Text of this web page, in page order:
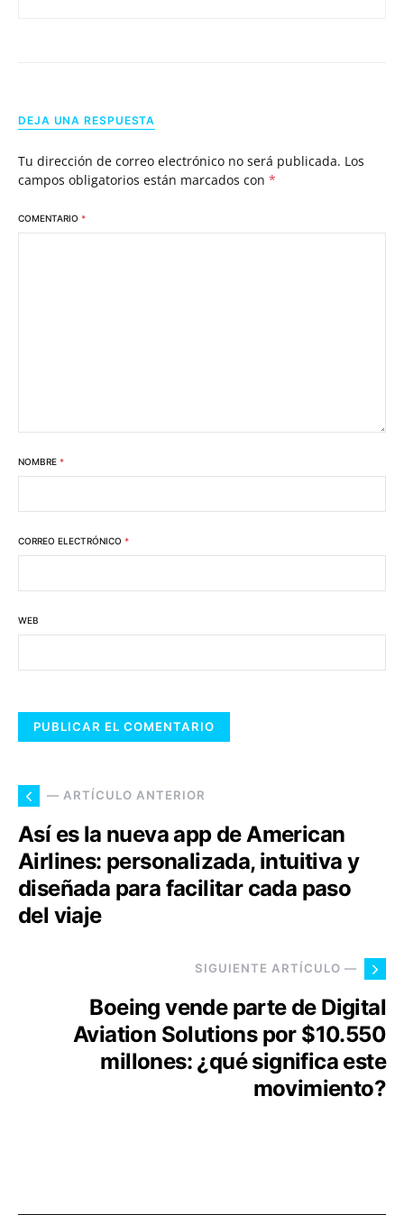
DEJA UNA RESPUESTA
Tu dirección de correo electrónico no será publicada. Los
campos obligatorios están marcados con *
COMENTARIO *
NOMBRE *
CORREO ELECTRÓNICO *
WEB
— ARTÍCULO ANTERIOR
Así es la nueva app de American
Airlines: personalizada, intuitiva y
diseñada para facilitar cada paso
del viaje
SIGUIENTE ARTÍCULO —
Boeing vende parte de Digital
Aviation Solutions por $10.550
millones: ¿qué significa este
movimiento?